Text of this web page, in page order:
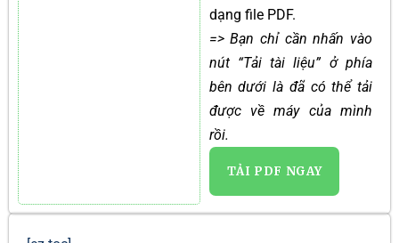
dạng file PDF.
=> Bạn chỉ cần nhấn vào
nút “Tải tài liệu” ở phía
bên dưới là đã có thể tải
được về máy của mình
rồi.
TẢI PDF NGAY